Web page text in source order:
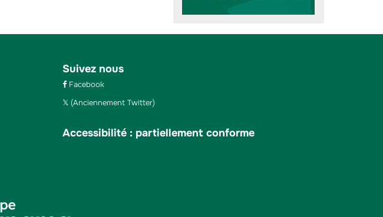
Suivez nous
Facebook
(Anciennement Twitter)
Accessibilité : partiellement conforme